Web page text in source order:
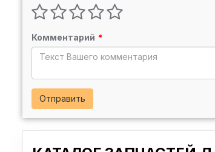
Комментарий *
Отправить